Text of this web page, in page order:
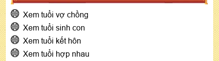
Xem tuổi vợ chồng
Xem tuổi sinh con
Xem tuổi kết hôn
Xem tuổi hợp nhau